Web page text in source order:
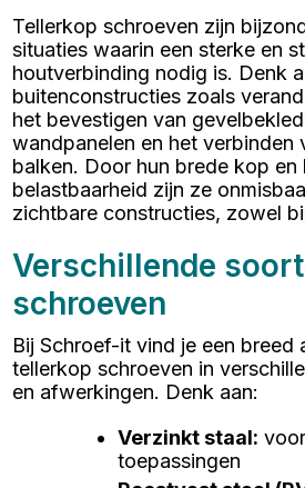
Tellerkop schroeven zijn
situaties waarin een sterke en
houtverbinding nodig is. Denk
buitenconstructies zoals
het bevestigen van
wandpanelen en het verbinden
balken. Door hun brede kop en
belastbaarheid zijn ze
zichtbare constructies, zowel
Verschillende
schroeven
Bij Schroef-it vind je een breed
tellerkop schroeven in
en afwerkingen. Denk aan:
Verzinkt staal:
toepassingen